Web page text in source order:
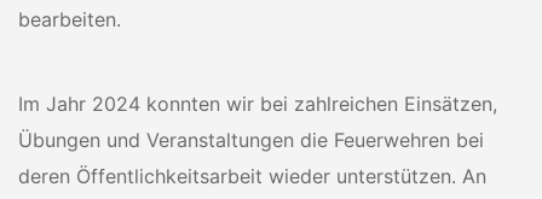
bearbeiten.
Im Jahr 2024 konnten wir bei zahlreichen Einsätzen,
Übungen und Veranstaltungen die Feuerwehren bei
deren Öffentlichkeitsarbeit wieder unterstützen. An